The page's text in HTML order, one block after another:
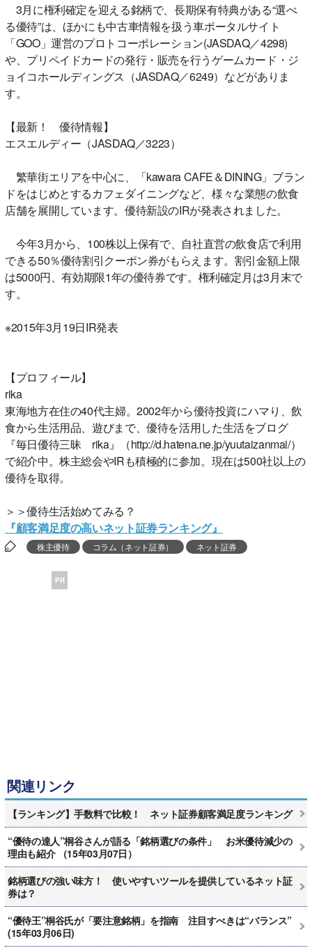
3月に権利確定を迎える銘柄で、長期保有特典がある“選べ
る優待”は、ほかにも中古車情報を扱う車ポータルサイト
「GOO」運営のプロトコーポレーション(JASDAQ／4298)
や、プリペイドカードの発行・販売を行うゲームカード・ジ
ョイコホールディングス（JASDAQ／6249）などがありま
す。
【最新！ 優待情報】
エスエルディー（JASDAQ／3223）
繁華街エリアを中心に、「kawara CAFE＆DINING」ブラン
ドをはじめとするカフェダイニングなど、様々な業態の飲食
店舗を展開しています。優待新設のIRが発表されました。
今年3月から、100株以上保有で、自社直営の飲食店で利用
できる50％優待割引クーポン券がもらえます。割引金額上限
は5000円、有効期限1年の優待券です。権利確定月は3月末で
す。
※2015年3月19日IR発表
【プロフィール】
rika
東海地方在住の40代主婦。2002年から優待投資にハマり、飲
食から生活用品、遊びまで、優待を活用した生活をブログ
『毎日優待三昧 rika』（http://d.hatena.ne.jp/yuutaizanmai/）
で紹介中。株主総会やIRも積極的に参加。現在は500社以上の
優待を取得。
＞＞優待生活始めてみる？
『顧客満足度の高いネット証券ランキング』
株主優待 コラム（ネット証券） ネット証券
PR
関連リンク
【ランキング】手数料で比較！ ネット証券顧客満足度ランキング
“優待の達人”桐谷さんが語る「銘柄選びの条件」 お米優待減少の
理由も紹介 （15年03月07日）
銘柄選びの強い味方！ 使いやすいツールを提供しているネット証
券は？
“優待王”桐谷氏が「要注意銘柄」を指南 注目すべきは“バランス”
(15年03月06日)